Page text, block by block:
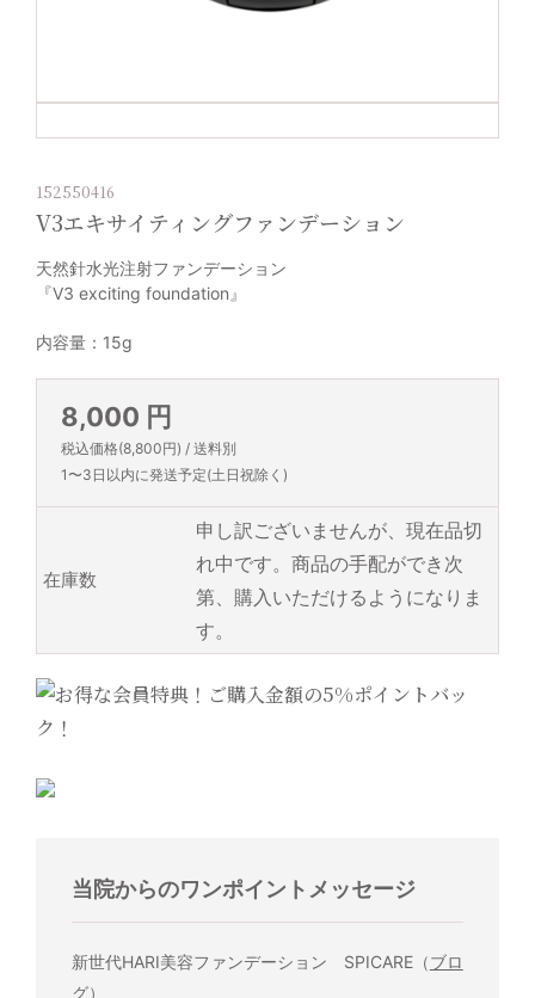
152550416
V3エキサイティングファンデーション
天然針水光注射ファンデーション
『V3 exciting foundation』
内容量：15g
8,000 円
税込価格(8,800円) / 送料別
1〜3日以内に発送予定(土日祝除く)
在庫数
申し訳ございませんが、現在品切
れ中です。商品の手配ができ次
第、購入いただけるようになりま
す。
当院からのワンポイントメッセージ
新世代HARI美容ファンデーション SPICARE（ブロ
グ）